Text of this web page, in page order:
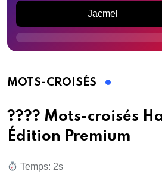
Jacmel
MOTS-CROISÉS
???? Mots-croisés
Édition Premium
Temps: 3s